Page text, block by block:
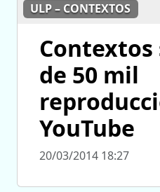
ULP – CONTEXTOS
Contextos
de 50 mil
YouTube
20/03/2014 18:27